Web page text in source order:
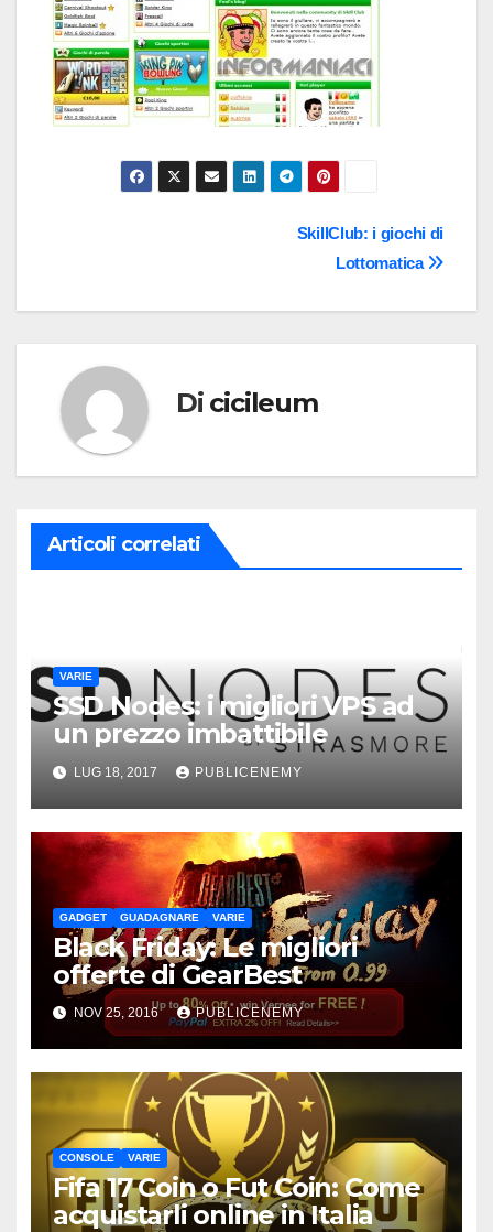
SkillClub: i giochi di
Lottomatica
Di cicileum
Articoli correlati
VARIE
SSD Nodes: i migliori VPS ad
un prezzo imbattibile
LUG 18, 2017 PUBLICENEMY
GADGET GUADAGNARE VARIE
Black Friday: Le migliori
offerte di GearBest
NOV 25, 2016 PUBLICENEMY
CONSOLE VARIE
Fifa 17 Coin o Fut Coin: Come
acquistarli online in Italia